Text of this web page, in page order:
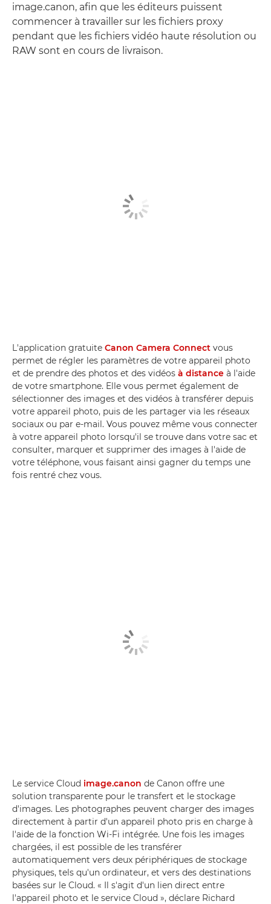
image.canon, afin que les éditeurs puissent
commencer à travailler sur les fichiers proxy
pendant que les fichiers vidéo haute résolution ou
RAW sont en cours de livraison.
L'application gratuite Canon Camera Connect vous
permet de régler les paramètres de votre appareil photo
et de prendre des photos et des vidéos à distance à l'aide
de votre smartphone. Elle vous permet également de
sélectionner des images et des vidéos à transférer depuis
votre appareil photo, puis de les partager via les réseaux
sociaux ou par e-mail. Vous pouvez même vous connecter
à votre appareil photo lorsqu'il se trouve dans votre sac et
consulter, marquer et supprimer des images à l'aide de
votre téléphone, vous faisant ainsi gagner du temps une
fois rentré chez vous.
Le service Cloud image.canon de Canon offre une
solution transparente pour le transfert et le stockage
d'images. Les photographes peuvent charger des images
directement à partir d'un appareil photo pris en charge à
l'aide de la fonction Wi-Fi intégrée. Une fois les images
chargées, il est possible de les transférer
automatiquement vers deux périphériques de stockage
physiques, tels qu'un ordinateur, et vers des destinations
basées sur le Cloud. « Il s'agit d'un lien direct entre
l'appareil photo et le service Cloud », déclare Richard